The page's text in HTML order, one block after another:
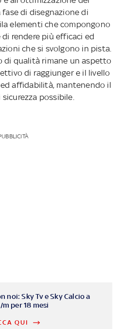
di disegnazione di
elementi che compongono
rendere più efficaci ed
che si svolgono in pista.
di qualità rimane un aspetto
di raggiunger e il livello
affidabilità, mantenendo il
possibile.
noi: Sky Tv e Sky Calcio a
m per 18 mesi
QUI